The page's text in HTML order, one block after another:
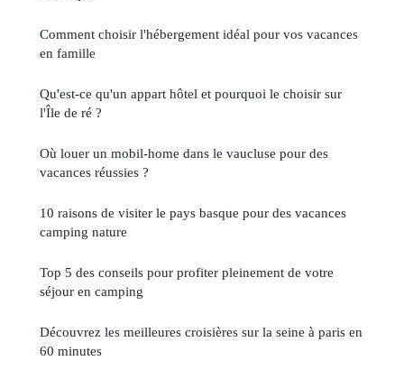
Comment choisir l'hébergement idéal pour vos vacances
en famille
Qu'est-ce qu'un appart hôtel et pourquoi le choisir sur
l'Île de ré ?
Où louer un mobil-home dans le vaucluse pour des
vacances réussies ?
10 raisons de visiter le pays basque pour des vacances
camping nature
Top 5 des conseils pour profiter pleinement de votre
séjour en camping
Découvrez les meilleures croisières sur la seine à paris en
60 minutes